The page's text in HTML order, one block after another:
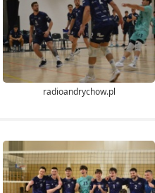
radioandrychow.pl